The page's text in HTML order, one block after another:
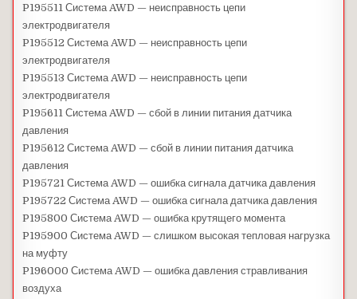
P195511 Система AWD — неисправность цепи
электродвигателя
P195512 Система AWD — неисправность цепи
электродвигателя
P195513 Система AWD — неисправность цепи
электродвигателя
P195611 Система AWD — сбой в линии питания датчика
давления
P195612 Система AWD — сбой в линии питания датчика
давления
P195721 Система AWD — ошибка сигнала датчика давления
P195722 Система AWD — ошибка сигнала датчика давления
P195800 Система AWD — ошибка крутящего момента
P195900 Система AWD — слишком высокая тепловая нагрузка
на муфту
P196000 Система AWD — ошибка давления стравливания
воздуха